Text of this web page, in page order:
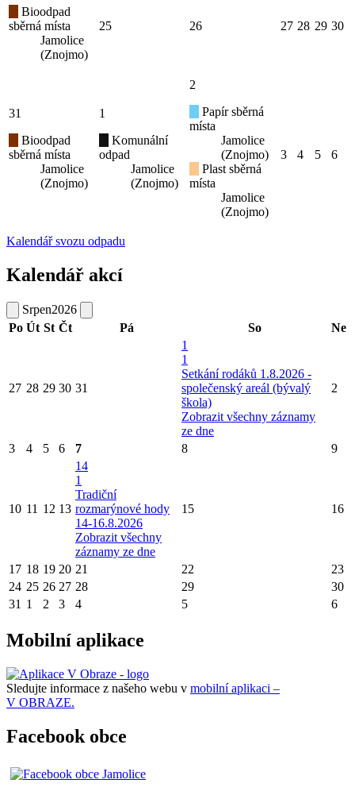
Bioodpad
sběrná místa
Jamolice
(Znojmo)
25 26 27 28 29 30
31
Bioodpad
sběrná místa
Jamolice
(Znojmo)
1
Komunální
odpad
Jamolice
(Znojmo)
2
Papír sběrná
místa
Jamolice
(Znojmo)
Plast sběrná
místa
Jamolice
(Znojmo)
3 4 5 6
Kalendář svozu odpadu
Kalendář akcí
Srpen2026
Po Út St Čt Pá So Ne
27 28 29 30 31
1
1
Setkání rodáků 1.8.2026 -
společenský areál (bývalý
škola)
Zobrazit všechny záznamy
ze dne
2
3 4 5 6 7 8 9
10 11 12 13
14
1
Tradiční
rozmarýnové hody
14-16.8.2026
Zobrazit všechny
záznamy ze dne
15 16
17 18 19 20 21 22
23
24 25 26 27 28 29
30
31 1 2 3 4 5 6
Mobilní aplikace
Sledujte informace z našeho webu v mobilní aplikaci –
V OBRAZE.
Facebook obce